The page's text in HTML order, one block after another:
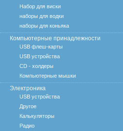
Набор для виски
наборы для водки
наборы для коньяка
Компьютерные принадлежности
USB флеш-карты
USB устройства
CD - холдеры
Компьютерные мышки
Электроника
USB устройства
Другое
Калькуляторы
Радио